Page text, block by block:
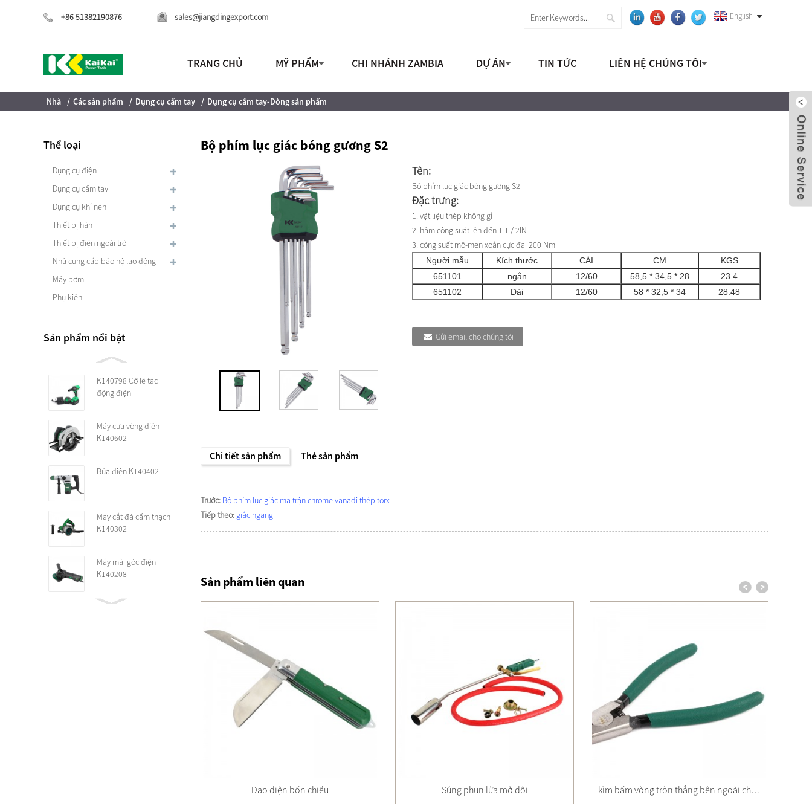
+86 51382190876 sales@jiangdingexport.com English
TRANG CHỦ MỸ PHẨM CHI NHÁNH ZAMBIA DỰ ÁN TIN TỨC LIÊN HỆ CHÚNG TÔI
Nhà Các sản phẩm Dụng cụ cầm tay Dụng cụ cầm tay-Dòng sản phẩm
Thể loại
Dụng cụ điện
Dụng cụ cầm tay
Dụng cụ khí nén
Thiết bị hàn
Thiết bị điện ngoài trời
Nhà cung cấp bảo hộ lao động
Máy bơm
Phụ kiện
Sản phẩm nổi bật
K140798 Cờ lê tác
động điện
Máy cưa vòng điện
K140602
Búa điện K140402
Máy cắt đá cẩm thạch
K140302
Máy mài góc điện
K140208
Bộ phím lục giác bóng gương S2
Tên:
Bộ phím lục giác bóng gương S2
Đặc trưng:
1. vật liệu thép không gỉ
2. hàm công suất lên đến 1 1 / 2IN
3. công suất mô-men xoắn cực đại 200 Nm
Người mẫu Kích thước CÁI CM
KGS
651101
ngắn 12/60 58,5 * 34,5 * 28
23.4
651102
Dài 12/60 58 * 32,5 * 34 28.48
Gửi email cho chúng tôi
Chi tiết sản phẩm Thẻ sản phẩm
Trước: Bộ phím lục giác ma trận chrome vanadi thép torx
Tiếp theo: giắc ngang
Sản phẩm liên quan
Dao điện bốn chiều Súng phun lửa mở đôi kìm bấm vòng tròn thẳng bên ngoài chuyên nghiệp